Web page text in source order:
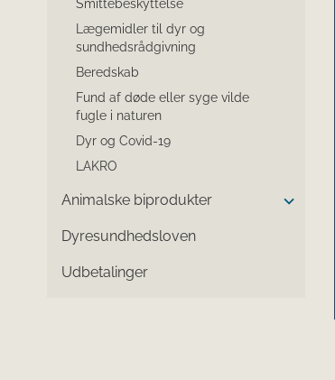
Smittebeskyttelse
Lægemidler til dyr og
sundhedsrådgivning
Beredskab
Fund af døde eller syge vilde
fugle i naturen
Dyr og Covid-19
LAKRO
Animalske biprodukter
Dyresundhedsloven
Udbetalinger